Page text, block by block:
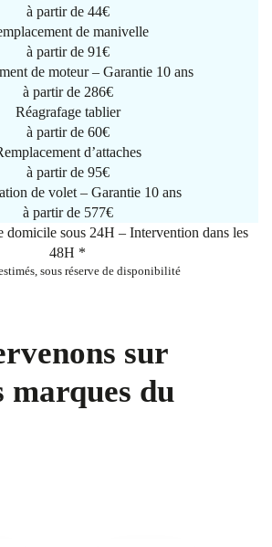
à partir de 44€
de manivelle
à partir de 91€
de moteur – Garantie 10 ans
à partir de 286€
Réagrafage tablier
à partir de 60€
d’attaches
à partir de 95€
de volet – Garantie 10 ans
à partir de 577€
domicile sous 24H – Intervention dans les
48H *
sous réserve de disponibilité
sur
marques du